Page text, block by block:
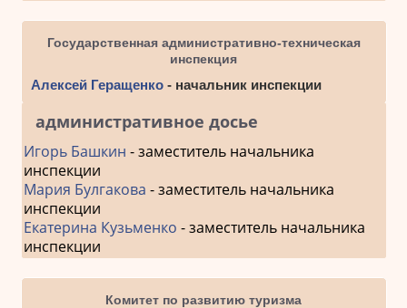
Государственная административно-техническая
инспекция
Алексей Геращенко- начальник инспекции
административное досье
Игорь Башкин - заместитель начальника
инспекции
Мария Булгакова - заместитель начальника
инспекции
Екатерина Кузьменко - заместитель начальника
инспекции
Комитет по развитию туризма